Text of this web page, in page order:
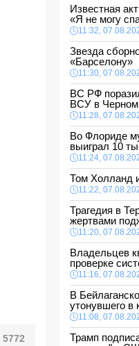
5772
Известная
«Я не могу
11:32,
Звезда
«Барселону»
11:30,
ВС РФ
ВСУ в
11:28,
Во Флориде
выиграл 10
11:24,
Том Холланд
11:22,
Трагедия в
жертвами
11:20,
Владельцев
проверке
11:16,
В
утонувшего в
11:08,
Трамп